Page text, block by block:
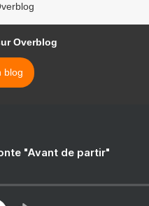
Overblog
blog
"Avant de partir"